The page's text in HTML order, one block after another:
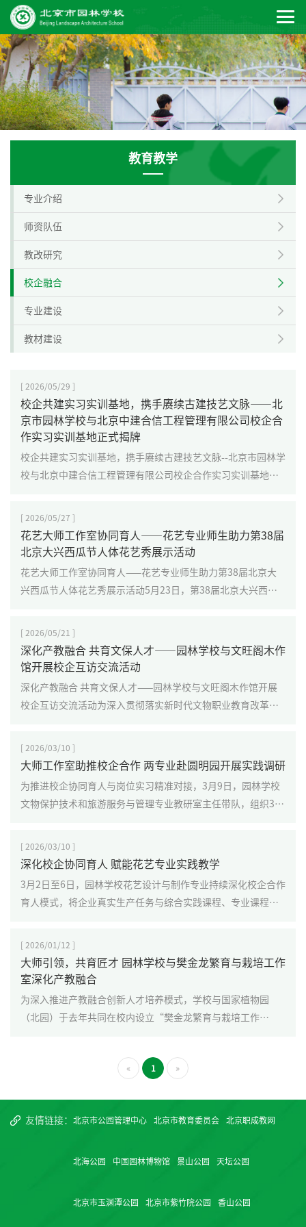
教育教学
专业介绍
师资队伍
教改研究
校企融合
专业建设
教材建设
[ 2026/05/29 ]
校企共建实习实训基地，携手赓续古建技艺文脉——北
京市园林学校与北京中建合信工程管理有限公司校企合
作实习实训基地正式揭牌
校企共建实习实训基地，携手赓续古建技艺文脉--北京市园林学
校与北京中建合信工程管理有限公司校企合作实习实训基地正
[ 2026/05/27 ]
花艺大师工作室协同育人——花艺专业师生助力第38届
北京大兴西瓜节人体花艺秀展示活动
花艺大师工作室协同育人——花艺专业师生助力第38届北京大
兴西瓜节人体花艺秀展示活动5月23日，第38届北京大兴西瓜
[ 2026/05/21 ]
深化产教融合 共育文保人才——园林学校与文旺阁木作
馆开展校企互访交流活动
深化产教融合 共育文保人才——园林学校与文旺阁木作馆开展
校企互访交流活动为深入贯彻落实新时代文物职业教育改革发
[ 2026/03/10 ]
大师工作室助推校企合作 两专业赴圆明园开展实践调研
为推进校企协同育人与岗位实习精准对接，3月9日，园林学校
文物保护技术和旅游服务与管理专业教研室主任带队，组织3名
推，是校企合作与非遗传承融合的重要实践。
[ 2026/03/10 ]
深化校企协同育人 赋能花艺专业实践教学
3月2日至6日，园林学校花艺设计与制作专业持续深化校企合作
育人模式，将企业真实生产任务与综合实践课程、专业课程有
致包装、花材保鲜保水以及花材分拣分发等实操项目，累计完
成单枝花制作1000余枝。
[ 2026/01/12 ]
大师引领，共育匠才 园林学校与樊金龙繁育与栽培工作
室深化产教融合
为深入推进产教融合创新人才培养模式，学校与国家植物园
（北园）于去年共同在校内设立“樊金龙繁育与栽培工作
优质资源、提升专业建设水平、强化学生职业技能培养方面步
« 1 »
友情链接： 北京市公园管理中心 北京市教育委员会 北京职成教网
北海公园 中国园林博物馆 景山公园 天坛公园
北京市玉渊潭公园 北京市紫竹院公园 香山公园